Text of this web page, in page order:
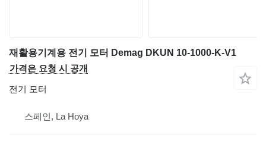
재활용기계용 전기 모터 Demag DKUN 10-1000-K-V1
가격은 요청 시 공개
전기 모터
스페인, La Hoya